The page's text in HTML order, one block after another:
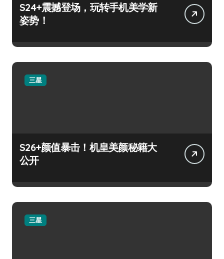
S24+震撼登场，玩转手机美学新
姿势！
三星
S26+颜值暴击！机皇美颜秘籍大
公开
三星